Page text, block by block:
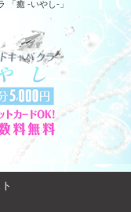
「癒 -いやし‐」